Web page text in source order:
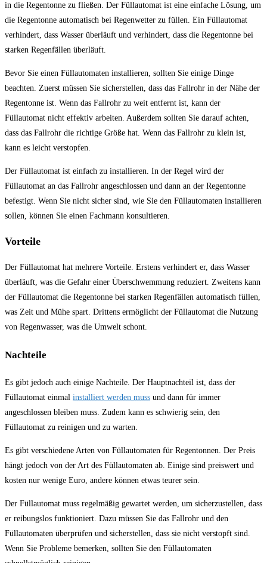
in die Regentonne zu fließen. Der Füllautomat ist eine einfache Lösung, um
die Regentonne automatisch bei Regenwetter zu füllen. Ein Füllautomat
verhindert, dass Wasser überläuft und verhindert, dass die Regentonne bei
starken Regenfällen überläuft.
Bevor Sie einen Füllautomaten installieren, sollten Sie einige Dinge
beachten. Zuerst müssen Sie sicherstellen, dass das Fallrohr in der Nähe der
Regentonne ist. Wenn das Fallrohr zu weit entfernt ist, kann der
Füllautomat nicht effektiv arbeiten. Außerdem sollten Sie darauf achten,
dass das Fallrohr die richtige Größe hat. Wenn das Fallrohr zu klein ist,
kann es leicht verstopfen.
Der Füllautomat ist einfach zu installieren. In der Regel wird der
Füllautomat an das Fallrohr angeschlossen und dann an der Regentonne
befestigt. Wenn Sie nicht sicher sind, wie Sie den Füllautomaten installieren
sollen, können Sie einen Fachmann konsultieren.
Vorteile
Der Füllautomat hat mehrere Vorteile. Erstens verhindert er, dass Wasser
überläuft, was die Gefahr einer Überschwemmung reduziert. Zweitens kann
der Füllautomat die Regentonne bei starken Regenfällen automatisch füllen,
was Zeit und Mühe spart. Drittens ermöglicht der Füllautomat die Nutzung
von Regenwasser, was die Umwelt schont.
Nachteile
Es gibt jedoch auch einige Nachteile. Der Hauptnachteil ist, dass der
Füllautomat einmal installiert werden muss und dann für immer
angeschlossen bleiben muss. Zudem kann es schwierig sein, den
Füllautomat zu reinigen und zu warten.
Es gibt verschiedene Arten von Füllautomaten für Regentonnen. Der Preis
hängt jedoch von der Art des Füllautomaten ab. Einige sind preiswert und
kosten nur wenige Euro, andere können etwas teurer sein.
Der Füllautomat muss regelmäßig gewartet werden, um sicherzustellen, dass
er reibungslos funktioniert. Dazu müssen Sie das Fallrohr und den
Füllautomaten überprüfen und sicherstellen, dass sie nicht verstopft sind.
Wenn Sie Probleme bemerken, sollten Sie den Füllautomaten